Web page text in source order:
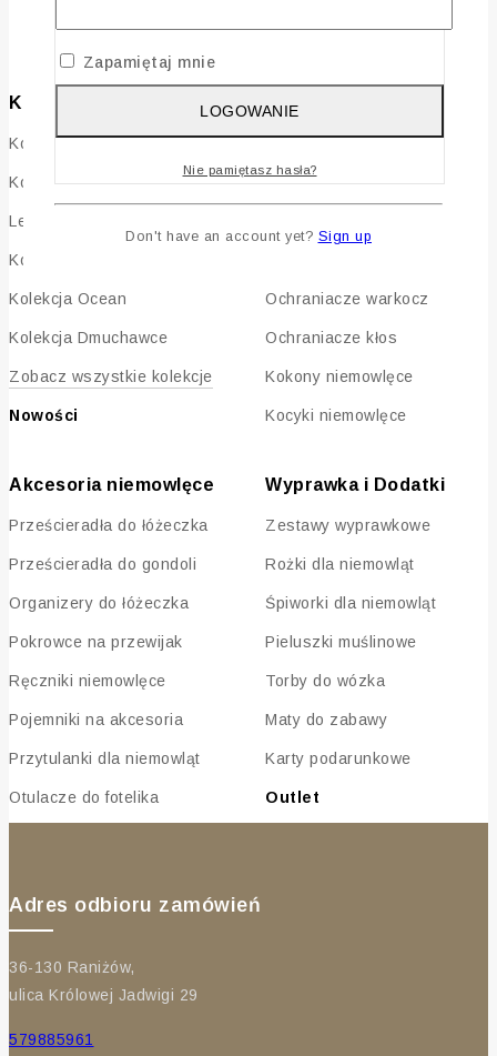
Kolekcje tematyczne
Kolekcja Safari
Kolekcja Boho
Leśne Zajączki
Kolekcja Cyrk
Kolekcja Ocean
Kolekcja Dmuchawce
Zobacz wszystkie kolekcje
Nowości
Sen i Łóżeczko
Pościele bawełniane
Pościele muślinowe
Ochraniacze warkocz
Ochraniacze kłos
Kokony niemowlęce
Kocyki niemowlęce
Akcesoria niemowlęce
Prześcieradła do łóżeczka
Prześcieradła do gondoli
Organizery do łóżeczka
Pokrowce na przewijak
Ręczniki niemowlęce
Pojemniki na akcesoria
Przytulanki dla niemowląt
Otulacze do fotelika
Wyprawka i Dodatki
Zestawy wyprawkowe
Rożki dla niemowląt
Śpiworki dla niemowląt
Pieluszki muślinowe
Torby do wózka
Maty do zabawy
Karty podarunkowe
Outlet
Adres odbioru zamówień
36-130 Raniżów,
ulica Królowej Jadwigi 29
579885961
Zapamiętaj mnie
LOGOWANIE
Nie pamiętasz hasła?
Don't have an account yet? Sign up